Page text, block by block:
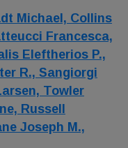
Michael, Collins
Francesca,
Eleftherios P.,
R., Sangiorgi
Towler
Russell
Joseph M.,